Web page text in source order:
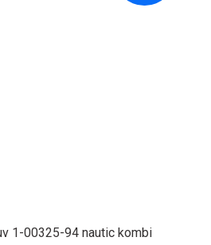
1-00325-94 nautic kombi